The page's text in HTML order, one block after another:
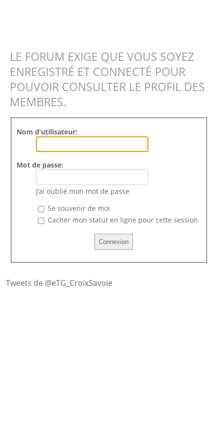
LE FORUM EXIGE QUE VOUS SOYEZ
ENREGISTRÉ ET CONNECTÉ POUR
POUVOIR CONSULTER LE PROFIL DES
MEMBRES.
Nom d’utilisateur:
Mot de passe:
J’ai oublié mon mot de passe
Se souvenir de moi
Cacher mon statut en ligne pour cette session
Tweets de @eTG_CroixSavoie